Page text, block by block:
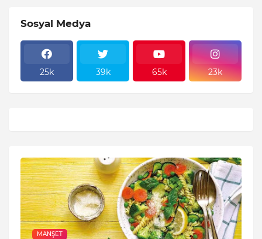
Sosyal Medya
25k 39k 65k 23k
MANŞET